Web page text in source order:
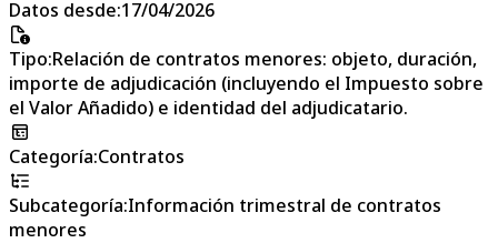
Datos desde:17/04/2026
Tipo:Relación de contratos menores: objeto, duración,
importe de adjudicación (incluyendo el Impuesto sobre
el Valor Añadido) e identidad del adjudicatario.
Categoría:Contratos
Subcategoría:Información trimestral de contratos
menores